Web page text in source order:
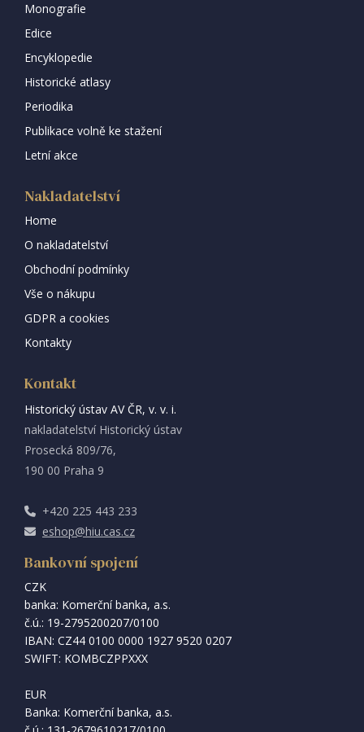
Monografie
Edice
Encyklopedie
Historické atlasy
Periodika
Publikace volně ke stažení
Letní akce
Nakladatelství
Home
O nakladatelství
Obchodní podmínky
Vše o nákupu
GDPR a cookies
Kontakty
Kontakt
Historický ústav AV ČR, v. v. i.
nakladatelství Historický ústav
Prosecká 809/76,
190 00 Praha 9
+420 225 443 233
eshop@hiu.cas.cz
Bankovní spojení
CZK
banka: Komerční banka, a.s.
č.ú.: 19-2795200207/0100
IBAN: CZ44 0100 0000 1927 9520 0207
SWIFT: KOMBCZPPXXX
EUR
Banka: Komerční banka, a.s.